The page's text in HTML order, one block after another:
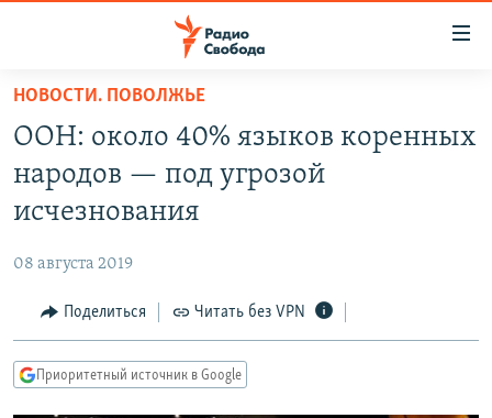
упрощенного
доступа
основному
Вернутся
Вернутся
АВТОРСКИЕ ПРОЕКТЫ
МНЕНИЯ
КУЛЬТУРА
КАВКАЗ.РЕАЛИИ
НОВОСТИ. ПОВОЛЖЬЕ
ООН: около 40% языков коренных
народов — под угрозой
исчезнования
08 августа 2019
Поделиться Читать без VPN
Приоритетный источник в Google